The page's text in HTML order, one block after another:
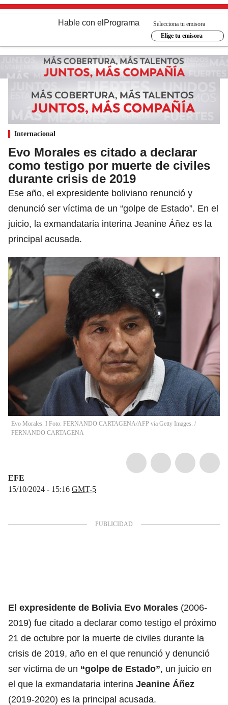
Hable con el Programa
Selecciona tu emisora
Elige tu emisora
Internacional
Evo Morales es citado a declarar
como testigo por muerte de civiles
durante crisis de 2019
Ese año, el expresidente boliviano renunció y
denunció ser víctima de un “golpe de Estado”. En el
juicio, la exmandataria interina Jeanine Áñez es la
principal acusada.
Evo Morales. I Foto: FERNANDO CARTAGENA/AFP via Getty Images. /
FERNANDO CARTAGENA
EFE
15/10/2024 - 15:16 GMT-5
El expresidente de Bolivia Evo Morales (2006-
2019) fue citado a declarar como testigo el próximo
21 de octubre por la muerte de civiles durante la
crisis de 2019, año en el que renunció y denunció
ser víctima de un “golpe de Estado”, un juicio en
el que la exmandataria interina Jeanine Áñez
(2019-2020) es la principal acusada.